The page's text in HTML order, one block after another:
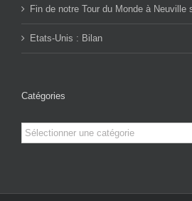
Fin de notre Tour du Monde à Neuville
Etats-Unis : Bilan
Catégories
Catégories